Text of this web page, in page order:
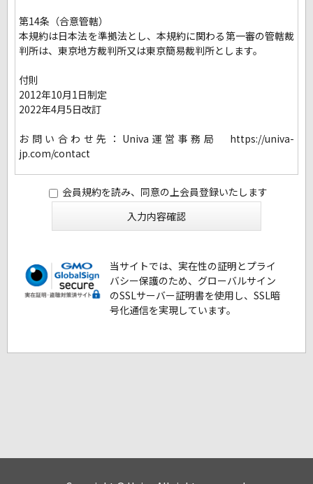
第14条（合意管轄）
本規約は日本法を準拠法とし、本規約に関わる第一審の管轄裁
判所は、東京地方裁判所又は東京簡易裁判所とします。
付則
2012年10月1日制定
2022年4月5日改訂
お問い合わせ先：Univa運営事務局 https://univa-
jp.com/contact
会員規約を読み、同意の上会員登録いたします
当サイトでは、実在性の証明とプライ
バシー保護のため、グローバルサイン
のSSLサーバー証明書を使用し、SSL暗
号化通信を実現しています。